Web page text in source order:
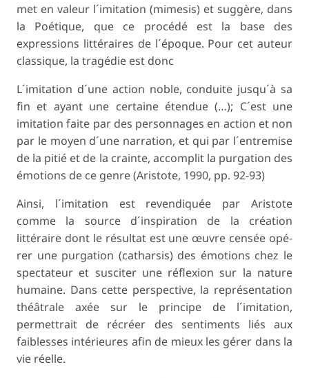
met en valeur l´imitation (mimesis) et suggère, dans
la Poétique, que ce procédé est la base des
expressions littéraires de l´époque. Pour cet auteur
classique, la tragédie est donc
L´imitation d´une action noble, conduite jusqu´à sa
fin et ayant une certaine étendue (…); C´est une
imitation faite par des personnages en action et non
par le moyen d´une narration, et qui par l´entremise
de la pitié et de la crainte, accomplit la purgation des
émotions de ce genre (Aristote, 1990, pp. 92-93)
Ainsi, l´imitation est revendiquée par Aristote
comme la source d´inspiration de la création
littéraire dont le résultat est une œuvre censée opé-
rer une purgation (catharsis) des émotions chez le
spectateur et susciter une réflexion sur la nature
humaine. Dans cette perspective, la représentation
théâtrale axée sur le principe de l´imitation,
permettrait de récréer des sentiments liés aux
faiblesses intérieures afin de mieux les gérer dans la
vie réelle.